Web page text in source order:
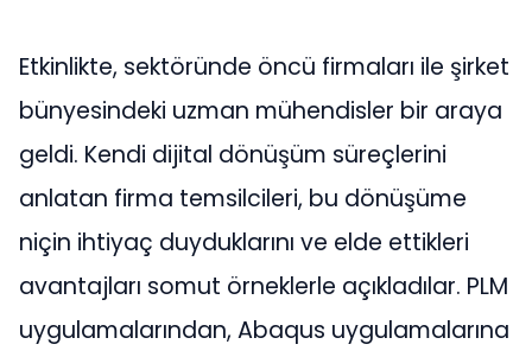
Etkinlikte, sektöründe öncü firmaları ile şirket
bünyesindeki uzman mühendisler bir araya
geldi. Kendi dijital dönüşüm süreçlerini
anlatan firma temsilcileri, bu dönüşüme
niçin ihtiyaç duyduklarını ve elde ettikleri
avantajları somut örneklerle açıkladılar. PLM
uygulamalarından, Abaqus uygulamalarına